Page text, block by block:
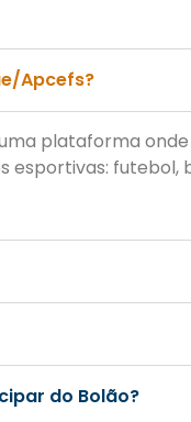
Apcefs?
plataforma
futebol,
do Bolão?